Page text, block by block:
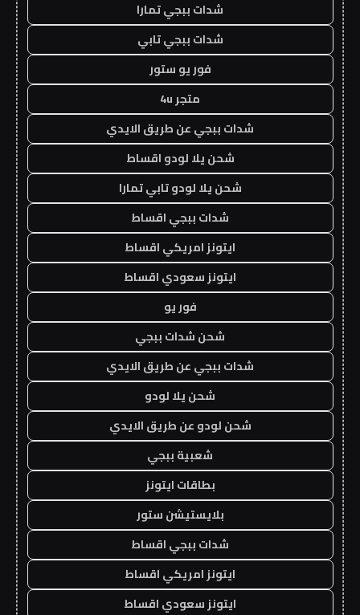
شدات ببجي تمارا
شدات ببجي تابي
فور يو ستور
متجر 4u
شدات ببجي عن طريق الايدي
شحن يلا لودو اقساط
شحن يلا لودو تابي تمارا
شدات ببجي اقساط
ايتونز امريكي اقساط
ايتونز سعودي اقساط
فور يو
شحن شدات ببجي
شدات ببجي عن طريق الايدي
شحن يلا لودو
شحن لودو عن طريق الايدي
شعبية ببجي
بطاقات ايتونز
بلايستيشن ستور
شدات ببجي اقساط
ايتونز امريكي اقساط
ايتونز سعودي اقساط